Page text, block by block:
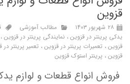
قزوین
۲۸ شهریور ۱۴۰۳ مطالب آموزشی
یدکی پرینتر در قزوین ، نمایندگی پرینتر در قزوین ،
قزوین ، تعمیرات پرینتر در قزوین ، تعمیر پرینتر در
قزوین ، پرینتر استوک قزوین
فروش انواع قطعات و لوازم